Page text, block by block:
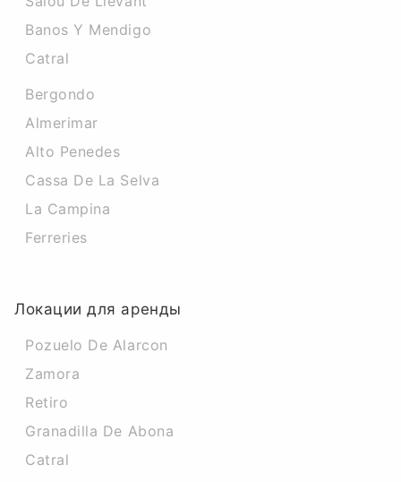
Banos Y Mendigo
Catral
Bergondo
Almerimar
Alto Penedes
Cassa De La Selva
La Campina
Ferreries
Локации для аренды
Pozuelo De Alarcon
Zamora
Retiro
Granadilla De Abona
Catral